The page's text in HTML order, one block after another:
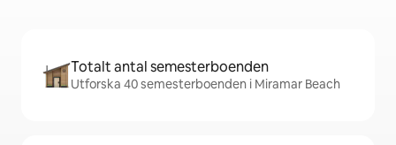
Totalt antal semesterboenden
Utforska 40 semesterboenden i Miramar Beach